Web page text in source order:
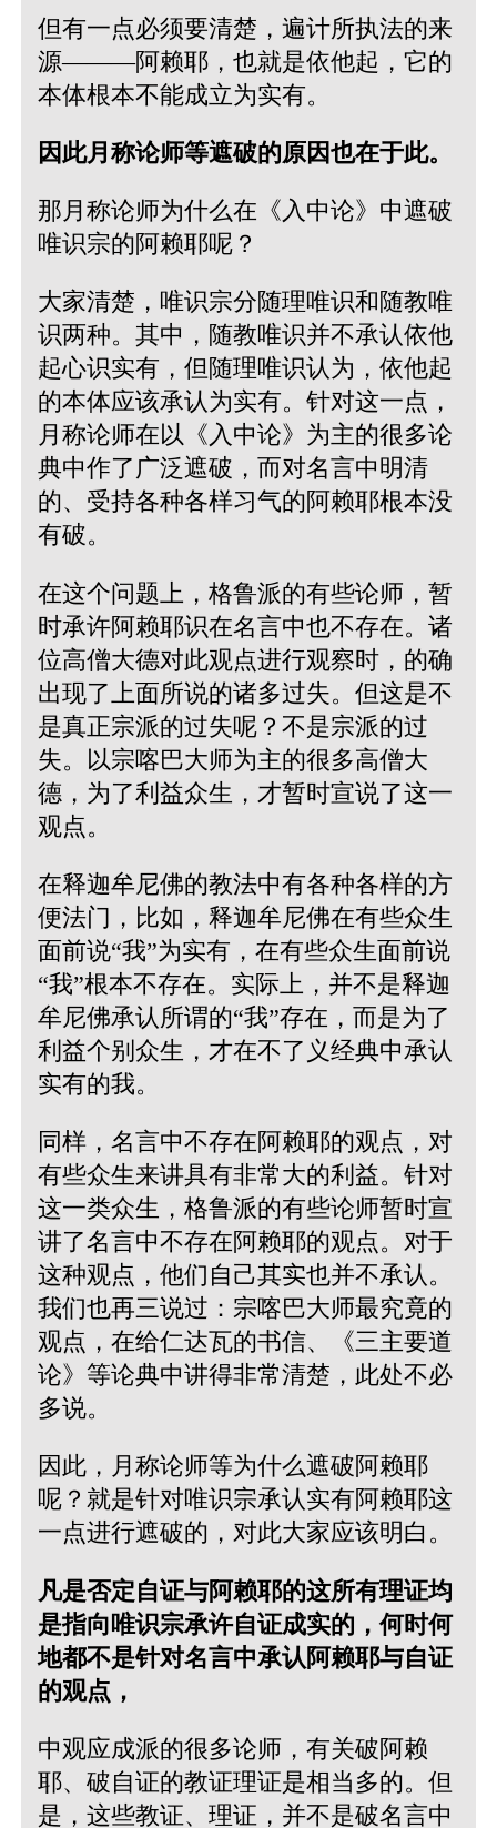
但有一点必须要清楚，遍计所执法的来
源———阿赖耶，也就是依他起，它的
本体根本不能成立为实有。
因此月称论师等遮破的原因也在于此。
那月称论师为什么在《入中论》中遮破
唯识宗的阿赖耶呢？
大家清楚，唯识宗分随理唯识和随教唯
识两种。其中，随教唯识并不承认依他
起心识实有，但随理唯识认为，依他起
的本体应该承认为实有。针对这一点，
月称论师在以《入中论》为主的很多论
典中作了广泛遮破，而对名言中明清
的、受持各种各样习气的阿赖耶根本没
有破。
在这个问题上，格鲁派的有些论师，暂
时承许阿赖耶识在名言中也不存在。诸
位高僧大德对此观点进行观察时，的确
出现了上面所说的诸多过失。但这是不
是真正宗派的过失呢？不是宗派的过
失。以宗喀巴大师为主的很多高僧大
德，为了利益众生，才暂时宣说了这一
观点。
在释迦牟尼佛的教法中有各种各样的方
便法门，比如，释迦牟尼佛在有些众生
面前说“我”为实有，在有些众生面前说
“我”根本不存在。实际上，并不是释迦
牟尼佛承认所谓的“我”存在，而是为了
利益个别众生，才在不了义经典中承认
实有的我。
同样，名言中不存在阿赖耶的观点，对
有些众生来讲具有非常大的利益。针对
这一类众生，格鲁派的有些论师暂时宣
讲了名言中不存在阿赖耶的观点。对于
这种观点，他们自己其实也并不承认。
我们也再三说过：宗喀巴大师最究竟的
观点，在给仁达瓦的书信、《三主要道
论》等论典中讲得非常清楚，此处不必
多说。
因此，月称论师等为什么遮破阿赖耶
呢？就是针对唯识宗承认实有阿赖耶这
一点进行遮破的，对此大家应该明白。
凡是否定自证与阿赖耶的这所有理证均
是指向唯识宗承许自证成实的，何时何
地都不是针对名言中承认阿赖耶与自证
的观点，
中观应成派的很多论师，有关破阿赖
耶、破自证的教证理证是相当多的。但
是，这些教证、理证，并不是破名言中